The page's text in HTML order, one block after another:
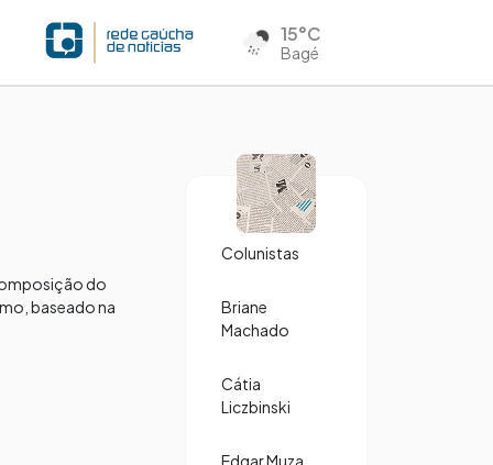
15°C
Bagé
do
baseado na
Colunistas
Briane
Machado
Cátia
Liczbinski
Edgar Muza